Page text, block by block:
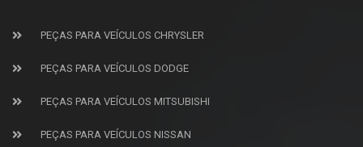
PEÇAS PARA VEÍCULOS CHRYSLER
PEÇAS PARA VEÍCULOS DODGE
PEÇAS PARA VEÍCULOS MITSUBISHI
PEÇAS PARA VEÍCULOS NISSAN